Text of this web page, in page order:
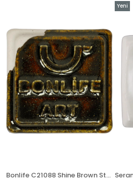
Bonlife C21088 Shine Brown Stoneware Artistik Sır
Yeni